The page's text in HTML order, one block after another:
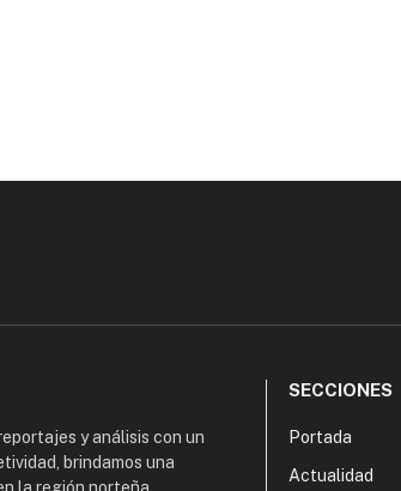
y análisis con un
brindamos una
SECCIONES
Portada
Actualidad